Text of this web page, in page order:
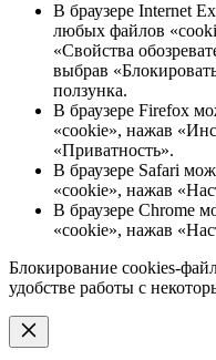
В браузере Internet
любых файлов
«Свойства
выбрав
ползунка.
В браузере Firefox
«cookie», нажав
«Приватность».
В браузере Safari
«cookie», нажав
В браузере Chrome
«cookie», нажав
Блокирование cookies-
удобстве работы с